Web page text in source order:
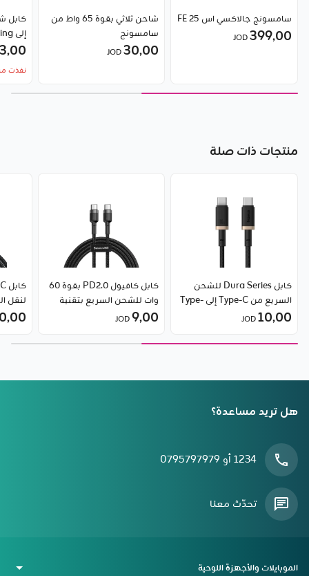
سامسونج جالاكسي اس 25 FE
399٫00
شاحن ثلاثي بقوة 65 واط من
سامسونج
30٫00JOD 2.4 أمبير من Baseus
نفذت
منتجات ذات صلة
كابل Dura Series للشحن
السريع من Type-C إلى Type-
C بقدرة 100 واط من Baseus
10٫00
كابل كافيول PD2.0 بقوة 60
وات للشحن السريع بتقنية
9٫00JOD طراز S-A25-CC5 من جويروم
هل تريد مساعدة؟
1234 أو 0795797979
تحدّث معنا
الموبايلات والأجهزة اللوحية